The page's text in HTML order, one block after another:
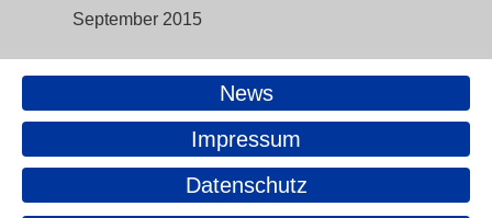
September 2015
News
Impressum
Datenschutz